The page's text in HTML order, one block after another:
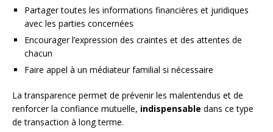
Partager toutes les informations financières et juridiques
avec les parties concernées
Encourager l’expression des craintes et des attentes de
chacun
Faire appel à un médiateur familial si nécessaire
La transparence permet de prévenir les malentendus et de
renforcer la confiance mutuelle, indispensable dans ce type
de transaction à long terme.